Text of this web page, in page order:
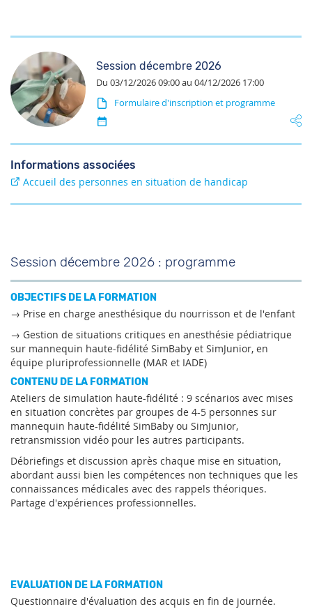
Session décembre 2026
Du 03/12/2026 09:00 au 04/12/2026 17:00
Formulaire d'inscription et programme
Informations associées
Accueil des personnes en situation de handicap
Session décembre 2026 : programme
OBJECTIFS DE LA FORMATION
→ Prise en charge anesthésique du nourrisson et de l'enfant
→ Gestion de situations critiques en anesthésie pédiatrique
sur mannequin haute-fidélité SimBaby et SimJunior, en
équipe pluriprofessionnelle (MAR et IADE)
CONTENU DE LA FORMATION
Ateliers de simulation haute-fidélité : 9 scénarios avec mises
en situation concrètes par groupes de 4-5 personnes sur
mannequin haute-fidélité SimBaby ou SimJunior,
retransmission vidéo pour les autres participants.
Débriefings et discussion après chaque mise en situation,
abordant aussi bien les compétences non techniques que les
connaissances médicales avec des rappels théoriques.
Partage d'expériences professionnelles.
EVALUATION DE LA FORMATION
Questionnaire d'évaluation des acquis en fin de journée.